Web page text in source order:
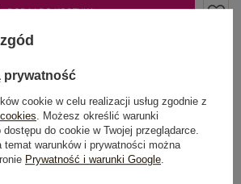
DODAJ DO KOSZYKA
także poprzez:
zł
brakuje 200,00 zł
prywatność
cookie w celu realizacji usług zgodnie z
. Możesz określić warunki
do cookie w Twojej przeglądarce.
temat warunków i prywatności można
Prywatność i warunki Google